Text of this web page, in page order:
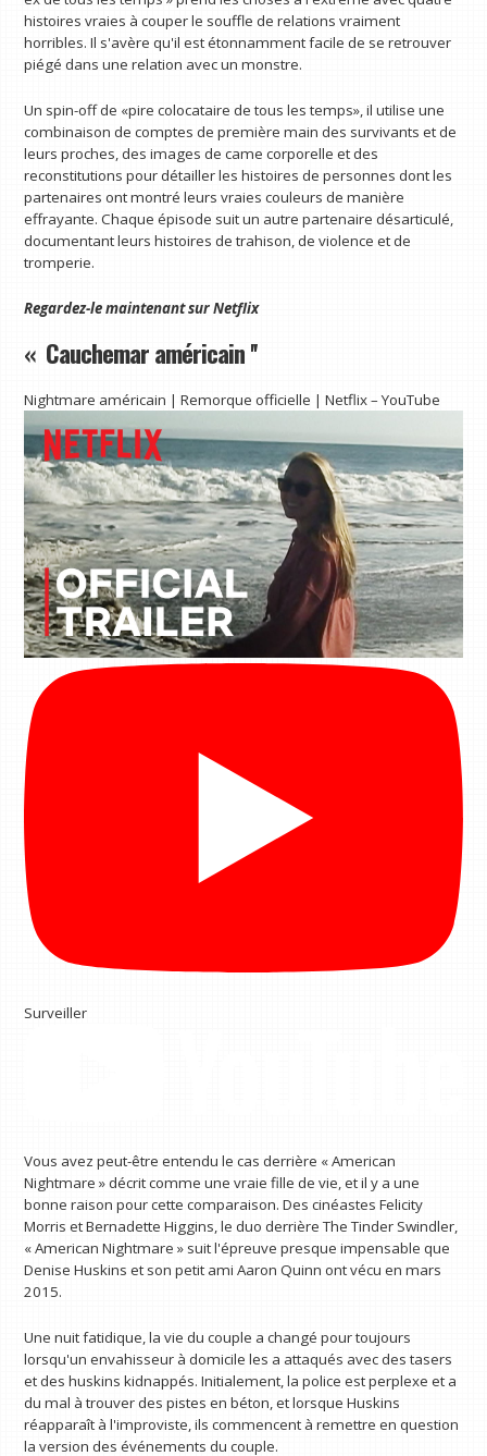
histoires vraies à couper le souffle de relations vraiment
horribles. Il s'avère qu'il est étonnamment facile de se retrouver
piégé dans une relation avec un monstre.
Un spin-off de «pire colocataire de tous les temps», il utilise une
combinaison de comptes de première main des survivants et de
leurs proches, des images de came corporelle et des
reconstitutions pour détailler les histoires de personnes dont les
partenaires ont montré leurs vraies couleurs de manière
effrayante. Chaque épisode suit un autre partenaire désarticulé,
documentant leurs histoires de trahison, de violence et de
tromperie.
Regardez-le maintenant surNetflix
« Cauchemar américain ''
Nightmare américain | Remorque officielle | Netflix – YouTube
Surveiller
Vous avez peut-être entendu le cas derrière « American
Nightmare » décrit comme une vraie fille de vie, et il y a une
bonne raison pour cette comparaison. Des cinéastes Felicity
Morris et Bernadette Higgins, le duo derrière The Tinder Swindler,
« American Nightmare » suit l'épreuve presque impensable que
Denise Huskins et son petit ami Aaron Quinn ont vécu en mars
2015.
Une nuit fatidique, la vie du couple a changé pour toujours
lorsqu'un envahisseur à domicile les a attaqués avec des tasers
et des huskins kidnappés. Initialement, la police est perplexe et a
du mal à trouver des pistes en béton, et lorsque Huskins
réapparaît à l'improviste, ils commencent à remettre en question
la version des événements du couple.